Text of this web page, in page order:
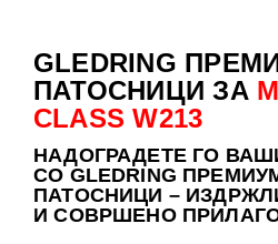
GLEDRING
ПАТОСНИЦИ ЗА
CLASS W213
НАДОГРАДЕТЕГО
СО GLEDRING
ПАТОСНИЦИ –
И СОВРШЕНО